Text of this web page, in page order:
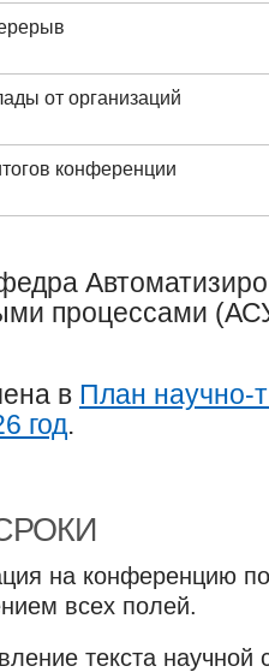
от организаций
конференции
процессами
в План научно-
год.
на конференцию по
всех полей.
текста научной